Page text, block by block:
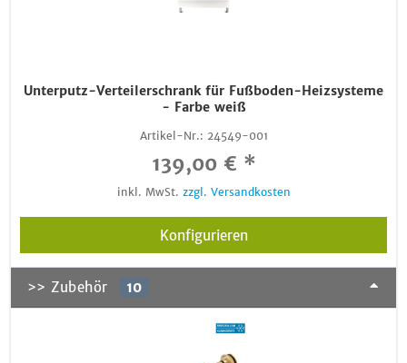
Unterputz-Verteilerschrank für Fußboden-Heizsysteme
- Farbe weiß
Artikel-Nr.: 24549-001
139,00 € *
inkl. MwSt. zzgl. Versandkosten
Konfigurieren
>> Zubehör 10